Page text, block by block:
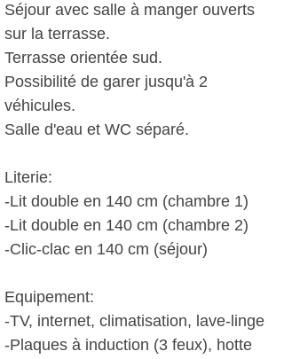
Séjour avec salle à manger ouverts
sur la terrasse.
Terrasse orientée sud.
Possibilité de garer jusqu'à 2
véhicules.
Salle d'eau et WC séparé.
Literie:
-Lit double en 140 cm (chambre 1)
-Lit double en 140 cm (chambre 2)
-Clic-clac en 140 cm (séjour)
Equipement:
-TV, internet, climatisation, lave-linge
-Plaques à induction (3 feux), hotte